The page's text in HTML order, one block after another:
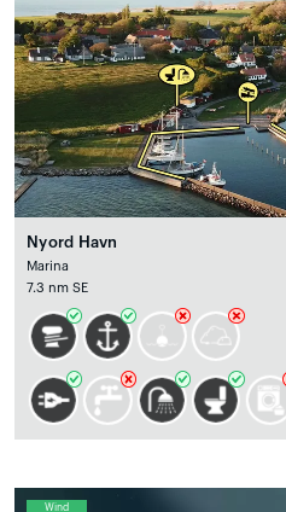
Nyord Havn
Marina
7.3 nm SE
Wind